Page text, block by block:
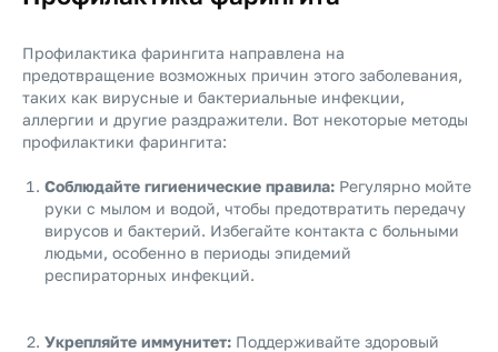
Профилактика фарингита направлена на
предотвращение возможных причин этого заболевания,
таких как вирусные и бактериальные инфекции,
аллергии и другие раздражители. Вот некоторые методы
профилактики фарингита:
Соблюдайте гигиенические правила: Регулярно мойте
руки с мылом и водой, чтобы предотвратить передачу
вирусов и бактерий. Избегайте контакта с больными
людьми, особенно в периоды эпидемий
респираторных инфекций.
Укрепляйте иммунитет: Поддерживайте здоровый